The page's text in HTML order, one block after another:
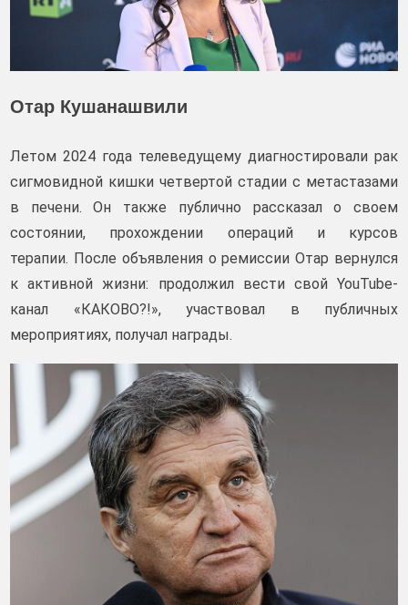
Отар Кушанашвили
Летом 2024 года телеведущему диагностировали рак
сигмовидной кишки четвертой стадии с метастазами
в печени. Он также публично рассказал о своем
состоянии, прохождении операций и курсов
терапии. После объявления о ремиссии Отар вернулся
к активной жизни: продолжил вести свой YouTube-
канал «КАКОВО?!», участвовал в публичных
мероприятиях, получал награды.